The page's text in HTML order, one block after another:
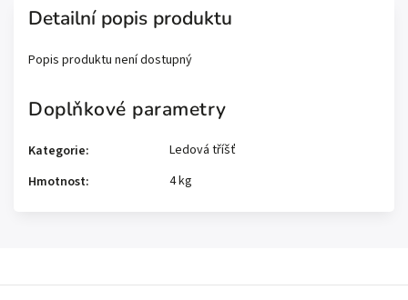
Detailní popis produktu
Popis produktu není dostupný
Doplňkové parametry
Kategorie:
Ledová tříšť
Hmotnost: 4 kg